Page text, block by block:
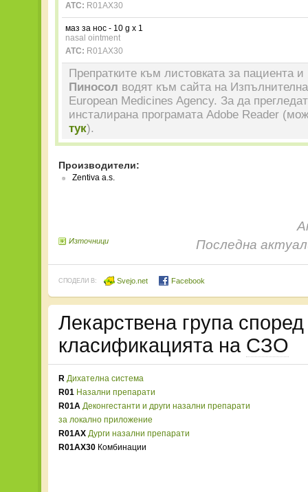
ATC: R01AX30
маз за нос - 10 g x 1
nasal ointment
ATC: R01AX30
Препратките към листовката за пациента и
Пиносол водят към сайта на
European Medicines Agency. За да
инсталирана програмата Adobe Reader
тук).
Производители:
Zentiva a.s.
Последна
Източници
СПОДЕЛИ В: Svejo.net Facebook
Лекарствена група
класификацията на СЗО
R Дихателна система
R01 Назални препарати
R01A Деконгестанти и други назални препарати
за локално приложение
R01AX Дурги назални препарати
R01AX30 Комбинации